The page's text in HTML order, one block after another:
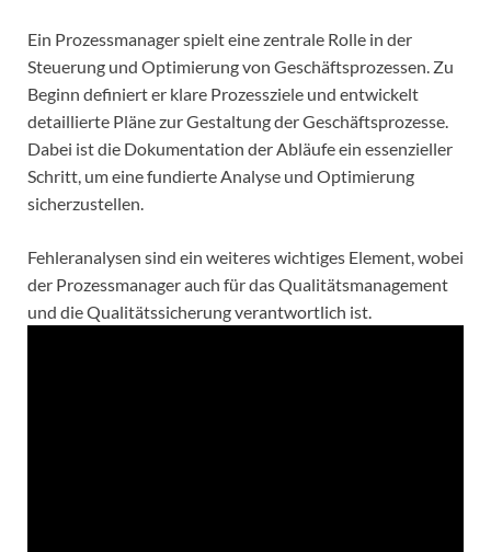
Ein Prozessmanager spielt eine zentrale Rolle in der
Steuerung und Optimierung von Geschäftsprozessen. Zu
Beginn definiert er klare Prozessziele und entwickelt
detaillierte Pläne zur Gestaltung der Geschäftsprozesse.
Dabei ist die Dokumentation der Abläufe ein essenzieller
Schritt, um eine fundierte Analyse und Optimierung
sicherzustellen.
Fehleranalysen sind ein weiteres wichtiges Element, wobei
der Prozessmanager auch für das Qualitätsmanagement
und die Qualitätssicherung verantwortlich ist.